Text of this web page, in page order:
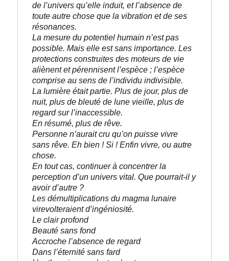
de l’univers qu’elle induit, et l’absence de
toute autre chose que la vibration et de ses
résonances.
La mesure du potentiel humain n’est pas
possible. Mais elle est sans importance. Les
protections construites des moteurs de vie
aliènent et pérennisent l’espèce ; l’espèce
comprise au sens de l’individu indivisible.
La lumière était partie. Plus de jour, plus de
nuit, plus de bleuté de lune vieille, plus de
regard sur l’inaccessible.
En résumé, plus de rêve.
Personne n’aurait cru qu’on puisse vivre
sans rêve. Eh bien ! Si ! Enfin vivre, ou autre
chose.
En tout cas, continuer à concentrer la
perception d’un univers vital. Que pourrait-il y
avoir d’autre ?
Les démultiplications du magma lunaire
virevolteraient d’ingéniosité.
Le clair profond
Beauté sans fond
Accroche l’absence de regard
Dans l’éternité sans fard